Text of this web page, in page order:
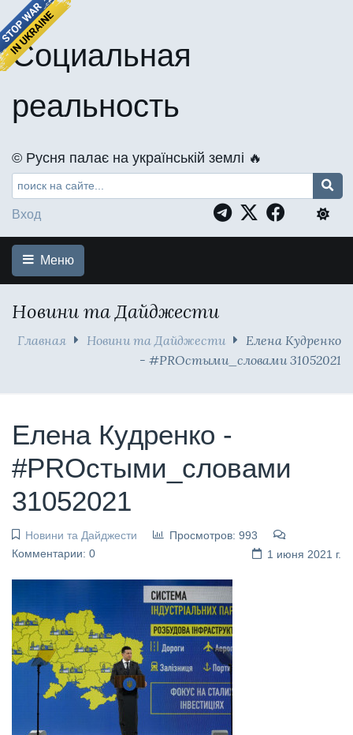
Социальная
реальность
©️ Русня палає на українській землі 🔥
Вход
Меню
Новини та Дайджести
Главная Новини та Дайджести
Елена Кудренко
- #PROстыми_словами 31052021
Елена Кудренко -
#PROстыми_словами
31052021
Новини та Дайджести
Просмотров: 993
Комментарии: 0
1 июня 2021 г.